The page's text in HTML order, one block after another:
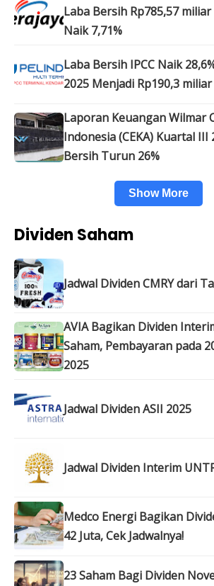
Laba Bersih Rp785,57
Naik 7,71%
Laba Bersih IPCC Naik
2025 Menjadi Rp190,3 miliar
Laporan Keuangan Wilmar
Indonesia (CEKA) Kuartal III
Bersih Turun 26%
Show More
Dividen Saham
Jadwal Dividen CMRY dari
AVIA Bagikan Dividen
Saham, Pembayaran pada
2025
Jadwal Dividen ASII 2025
Jadwal Dividen Interim
Medco Energi Bagikan
42 Juta, Cek Jadwalnya!
23 Saham Bagi Dividen